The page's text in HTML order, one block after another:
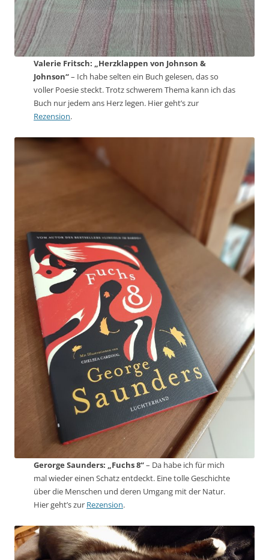
Valerie Fritsch: „Herzklappen von Johnson &
Johnson“– Ich habe selten ein Buch gelesen, das so
voller Poesie steckt. Trotz schwerem Thema kann ich das
Buch nur jedem ans Herz legen. Hier geht’s zur
Rezension.
Gerorge Saunders: „Fuchs 8“– Da habe ich für mich
mal wieder einen Schatz entdeckt. Eine tolle Geschichte
über die Menschen und deren Umgang mit der Natur.
Hier geht’s zur Rezension.